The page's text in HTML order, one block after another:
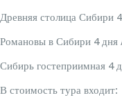
Древняя столица Сибири
Романовы в Сибири 4 дня
Сибирь гостеприимная 4
В стоимость тура входит: